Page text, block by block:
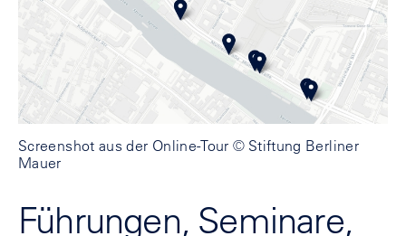
Screenshot aus der Online-Tour© Stiftung Berliner
Mauer
Führungen, Seminare,